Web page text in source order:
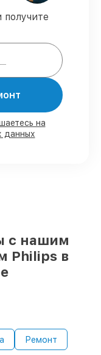
–
всегда со
наблюдения
на
данных
с нашим
Philips в
Ремонт